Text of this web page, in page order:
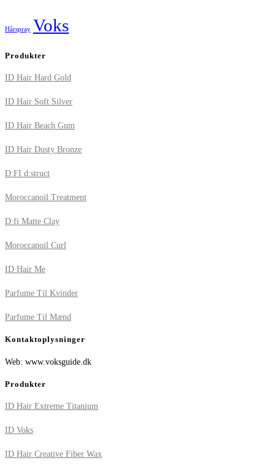
Hårspray Voks
Produkter
ID Hair Hard Gold
ID Hair Soft Silver
ID Hair Beach Gum
ID Hair Dusty Bronze
D:FI d:struct
Moroccanoil Treatment
D:fi Matte Clay
Moroccanoil Curl
ID Hair Me
Parfume Til Kvinder
Parfume Til Mænd
Kontaktoplysninger
Web: www.voksguide.dk
Produkter
ID Hair Extreme Titanium
ID Voks
ID Hair Creative Fiber Wax